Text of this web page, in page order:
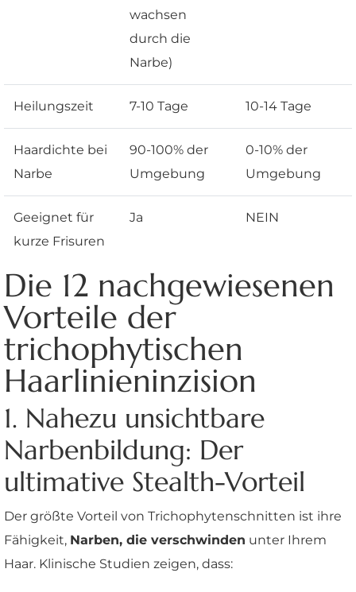
wachsen
durch die
Narbe)
Heilungszeit 7-10 Tage 10-14 Tage
Haardichte bei
Narbe
90-100% der
Umgebung
0-10% der
Umgebung
Geeignet für
kurze Frisuren
Ja NEIN
Die 12 nachgewiesenen
Vorteile der
trichophytischen
Haarlinieninzision
1. Nahezu unsichtbare
Narbenbildung: Der
ultimative Stealth-Vorteil
Der größte Vorteil von Trichophytenschnitten ist ihre
Fähigkeit, Narben, die verschwinden unter Ihrem
Haar. Klinische Studien zeigen, dass: